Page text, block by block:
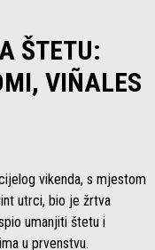
ŠTETU:
VIÑALES
vikenda, s mjestom
utrci, bio je žrtva
umanjiti štetu i
u prvenstvu.